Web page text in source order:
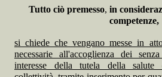
Tutto ciò premesso, in
competenze,
si chiede che vengano messe in
necessarie all'accoglienza dei
interesse della tutela della